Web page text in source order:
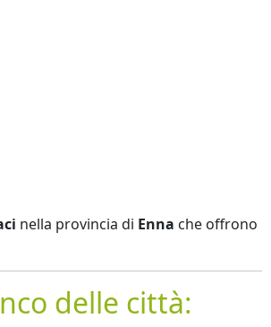
nella provincia di Enna che offrono
delle città: